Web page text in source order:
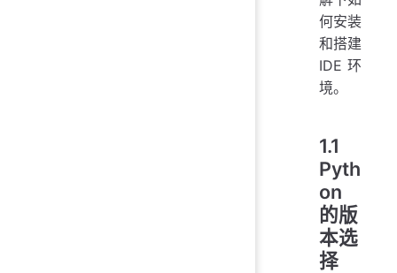
何安装
和搭建
IDE 环
境。
1.1
Pyth
on
的版
本选
择